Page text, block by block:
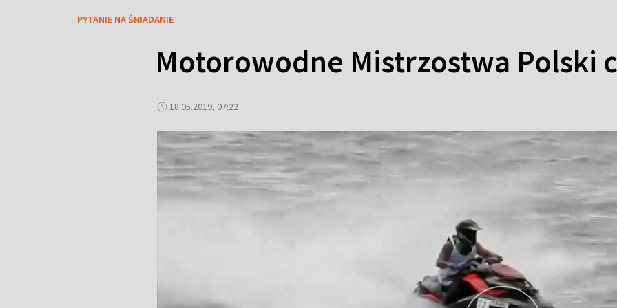
PYTANIE NA ŚNIADANIE
Motorowodne Mistrzostwa Polski
18.05.2019, 07:22